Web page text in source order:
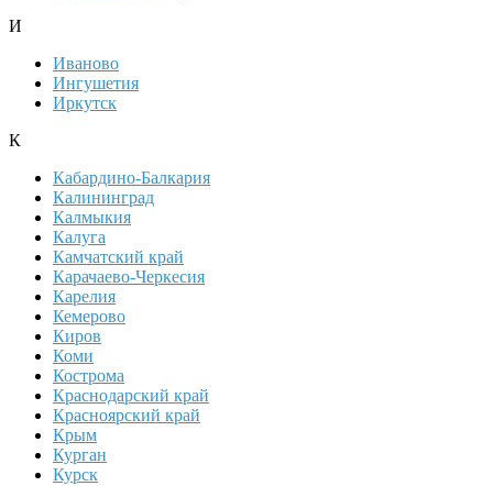
И
Иваново
Ингушетия
Иркутск
К
Кабардино-Балкария
Калининград
Калмыкия
Калуга
Камчатский край
Карачаево-Черкесия
Карелия
Кемерово
Киров
Коми
Кострома
Краснодарский край
Красноярский край
Крым
Курган
Курск